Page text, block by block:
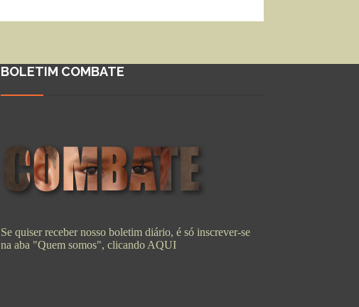
BOLETIM COMBATE
Se quiser receber nosso boletim diário, é só inscrever-se
na aba "Quem somos", clicando AQUI